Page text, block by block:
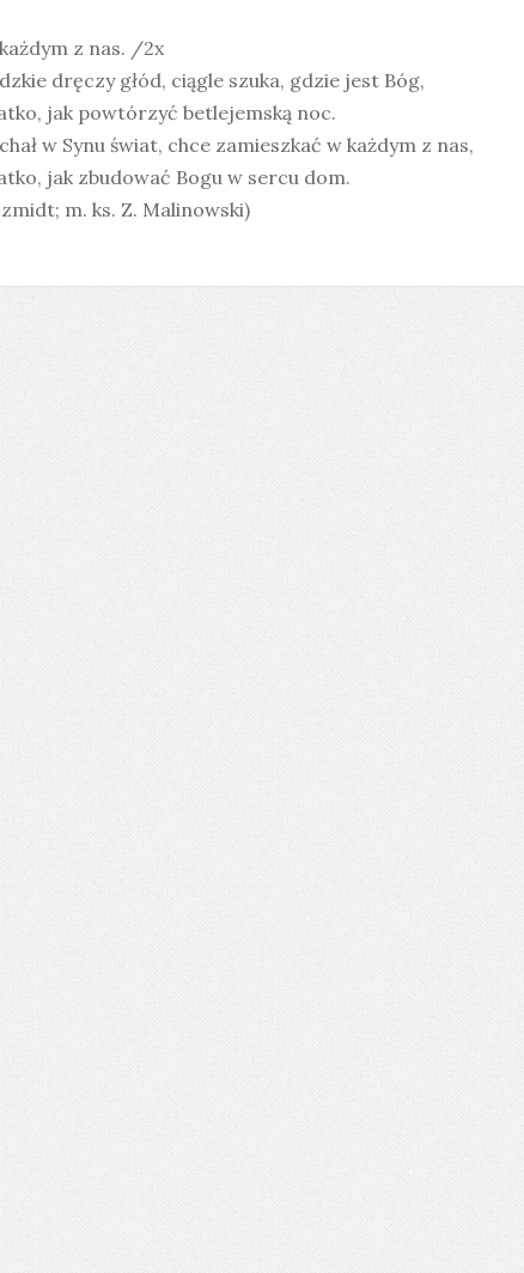
z nas. /2x
dręczy głód, ciągle szuka, gdzie jest Bóg,
jak powtórzyć betlejemską noc.
w Synu świat, chce zamieszkać w każdym z nas,
jak zbudować Bogu w sercu dom.
m. ks. Z. Malinowski)